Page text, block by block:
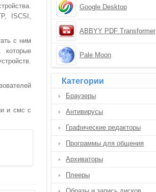
ISCSI,
с ним
которые
и смс с
Google Desktop
ABBYY PDF Transformer
Pale Moon
Категории
Браузеры
Антивирусы
Графические редакторы
Программы для общения
Архиваторы
Плееры